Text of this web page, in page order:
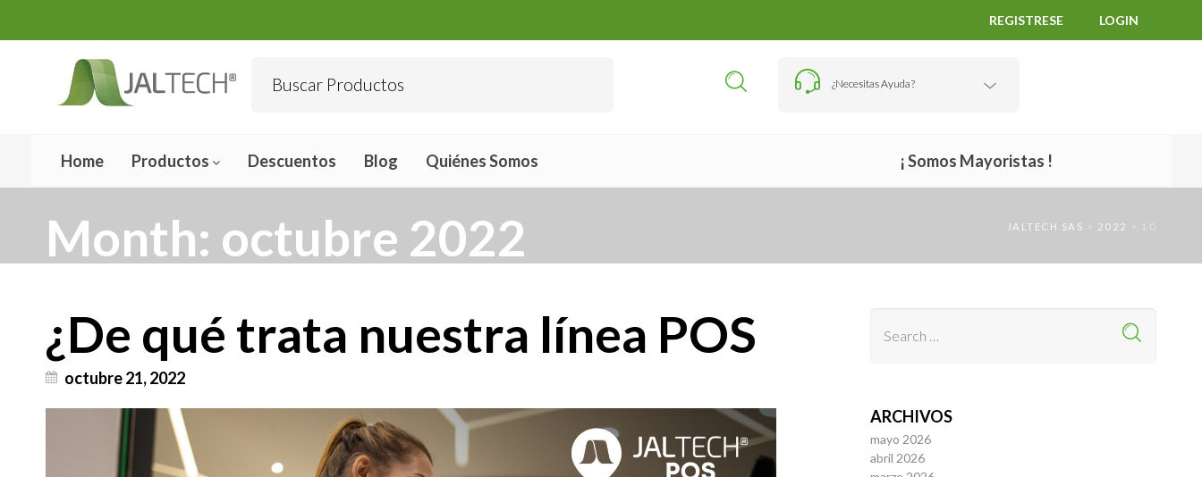
REGISTRESE LOGIN
¿Necesitas Ayuda?
Home Productos Descuentos Blog Quiénes Somos ¡ Somos Mayoristas !
JALTECH SAS 2022 10
Month: octubre 2022
¿De qué trata nuestra línea POS
octubre 21, 2022
ARCHIVOS
mayo 2026
abril 2026